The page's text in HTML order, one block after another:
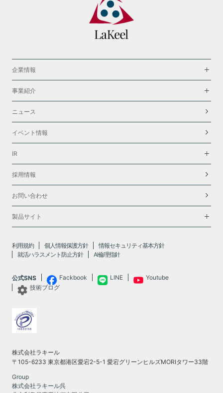
企業情報
事業紹介
ニュース
イベント情報
IR
採用情報
お問い合わせ
製品サイト
利用規約 個人情報保護方針
情報セキュリティ基本方針
就活ハラスメント防止方針
AI倫理指針
公式SNS Fackbook LINE
Youtube
技術ブログ
株式会社ラキール
〒105-6233 東京都港区愛宕2-5-1 愛宕グリーンヒルズMORIタワー33階
Group
株式会社ラキール呉